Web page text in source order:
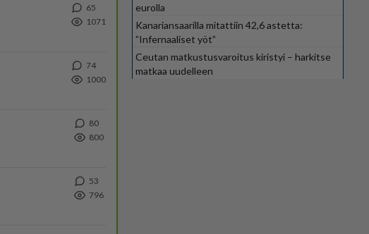
65
1071
74
1000
80
800
53
796
eurolla
Kanariansaarilla mitattiin 42,6 astetta:
”Infernaaliset yöt”
Ceutan matkustusvaroitus kiristyi – harkitse
matkaa uudelleen